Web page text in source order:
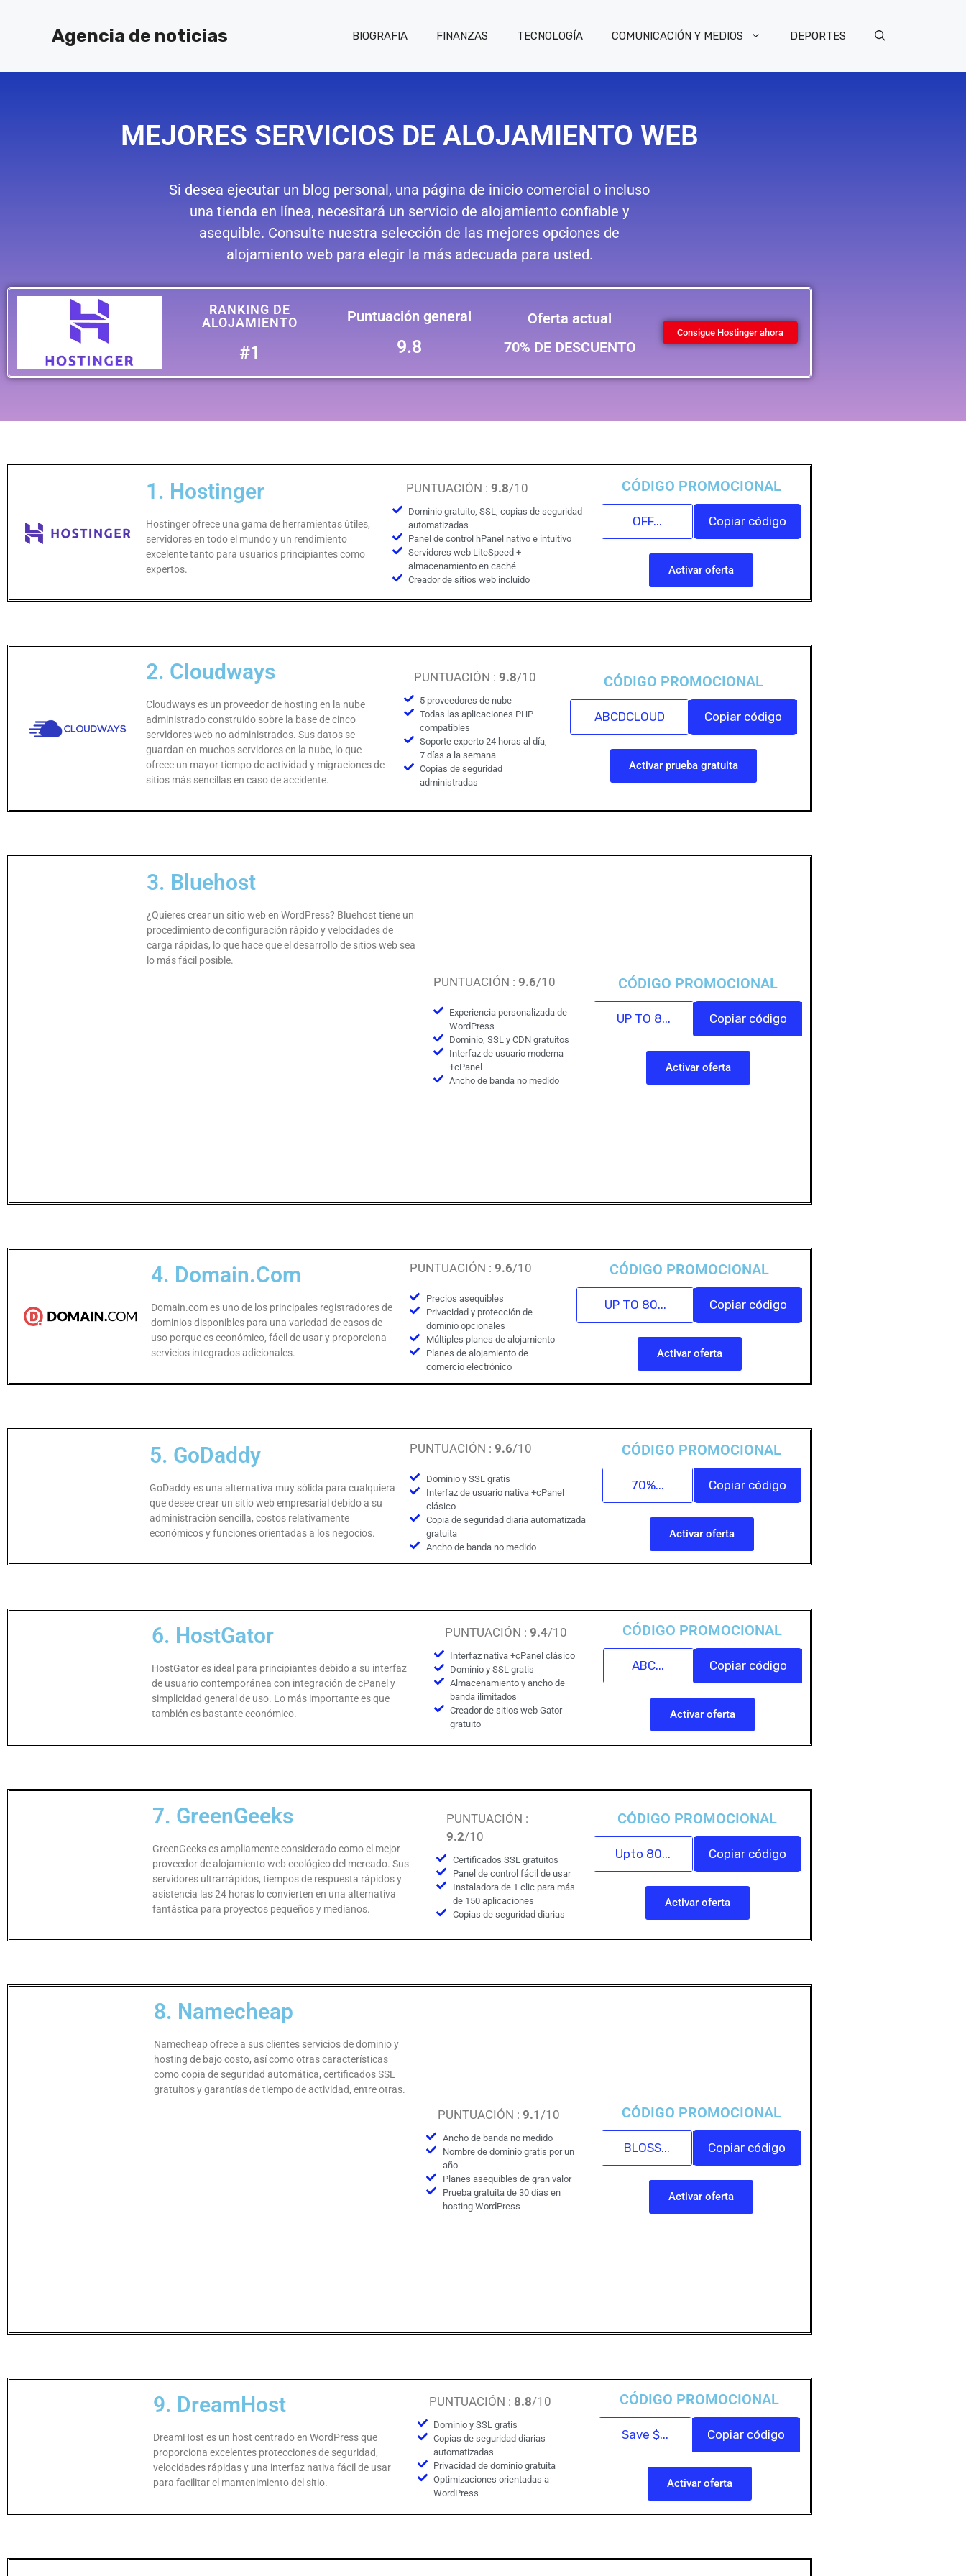
Agencia de noticias BIOGRAFIA FINANZAS TECNOLOGÍA COMUNICACIÓN Y MEDIOS DEPORTES
MEJORES SERVICIOS DE ALOJAMIENTO WEB
Si desea ejecutar un blog personal, una página de inicio comercial o incluso
una tienda en línea, necesitará un servicio de alojamiento confiable y
asequible. Consulte nuestra selección de las mejores opciones de
alojamiento web para elegir la más adecuada para usted.
RANKING DE
ALOJAMIENTO
#1
Puntuación general
9.8
Oferta actual
70% DE DESCUENTO
Consigue Hostinger ahora
1. Hostinger
Hostinger ofrece una gama de herramientas útiles,
servidores en todo el mundo y un rendimiento
excelente tanto para usuarios principiantes como
expertos.
PUNTUACIÓN : 9.8/10
Dominio gratuito, SSL, copias de seguridad
automatizadas
Panel de control hPanel nativo e intuitivo
Servidores web LiteSpeed ​​+
almacenamiento en caché
Creador de sitios web incluido
CÓDIGO PROMOCIONAL
OFF... Copiar código
Activar oferta
2. Cloudways
Cloudways es un proveedor de hosting en la nube
administrado construido sobre la base de cinco
servidores web no administrados. Sus datos se
guardan en muchos servidores en la nube, lo que
ofrece un mayor tiempo de actividad y migraciones de
sitios más sencillas en caso de accidente.
PUNTUACIÓN :9.8/10
5 proveedores de nube
Todas las aplicaciones PHP
compatibles
Soporte experto 24 horas al día,
7 días a la semana
Copias de seguridad
administradas
CÓDIGO PROMOCIONAL
ABCDCLOUD Copiar código
Activar prueba gratuita
3. Bluehost
¿Quieres crear un sitio web en WordPress? Bluehost tiene un
procedimiento de configuración rápido y velocidades de
carga rápidas, lo que hace que el desarrollo de sitios web sea
lo más fácil posible.
PUNTUACIÓN : 9.6/10
Experiencia personalizada de
WordPress
Dominio, SSL y CDN gratuitos
Interfaz de usuario moderna
+cPanel
Ancho de banda no medido
CÓDIGO PROMOCIONAL
UP TO 8... Copiar código
Activar oferta
4. Domain.com
Domain.com es uno de los principales registradores de
dominios disponibles para una variedad de casos de
uso porque es económico, fácil de usar y proporciona
servicios integrados adicionales.
PUNTUACIÓN :9.6/10
Precios asequibles
Privacidad y protección de
dominio opcionales
Múltiples planes de alojamiento
Planes de alojamiento de
comercio electrónico
CÓDIGO PROMOCIONAL
UP TO 80... Copiar código
Activar oferta
5. GoDaddy
GoDaddy es una alternativa muy sólida para cualquiera
que desee crear un sitio web empresarial debido a su
administración sencilla, costos relativamente
económicos y funciones orientadas a los negocios.
PUNTUACIÓN :9.6/10
Dominio y SSL gratis
Interfaz de usuario nativa +cPanel
clásico
Copia de seguridad diaria automatizada
gratuita
Ancho de banda no medido
CÓDIGO PROMOCIONAL
70%... Copiar código
Activar oferta
6. HostGator
HostGator es ideal para principiantes debido a su interfaz
de usuario contemporánea con integración de cPanel y
simplicidad general de uso. Lo más importante es que
también es bastante económico.
PUNTUACIÓN : 9.4/10
Interfaz nativa +cPanel clásico
Dominio y SSL gratis
Almacenamiento y ancho de
banda ilimitados
Creador de sitios web Gator
gratuito
CÓDIGO PROMOCIONAL
ABC... Copiar código
Activar oferta
7. GreenGeeks
GreenGeeks es ampliamente considerado como el mejor
proveedor de alojamiento web ecológico del mercado. Sus
servidores ultrarrápidos, tiempos de respuesta rápidos y
asistencia las 24 horas lo convierten en una alternativa
fantástica para proyectos pequeños y medianos.
PUNTUACIÓN :
9.2/10
Certificados SSL gratuitos
Panel de control fácil de usar
Instaladora de 1 clic para más
de 150 aplicaciones
Copias de seguridad diarias
CÓDIGO PROMOCIONAL
Upto 80... Copiar código
Activar oferta
8. Namecheap
Namecheap ofrece a sus clientes servicios de dominio y
hosting de bajo costo, así como otras características
como copia de seguridad automática, certificados SSL
gratuitos y garantías de tiempo de actividad, entre otras.
PUNTUACIÓN : 9.1/10
Ancho de banda no medido
Nombre de dominio gratis por un
año
Planes asequibles de gran valor
Prueba gratuita de 30 días en
hosting WordPress
CÓDIGO PROMOCIONAL
BLOSS... Copiar código
Activar oferta
9. DreamHost
DreamHost es un host centrado en WordPress que
proporciona excelentes protecciones de seguridad,
velocidades rápidas y una interfaz nativa fácil de usar
para facilitar el mantenimiento del sitio.
PUNTUACIÓN : 8.8/10
Dominio y SSL gratis
Copias de seguridad diarias
automatizadas
Privacidad de dominio gratuita
Optimizaciones orientadas a
WordPress
CÓDIGO PROMOCIONAL
Save $... Copiar código
Activar oferta